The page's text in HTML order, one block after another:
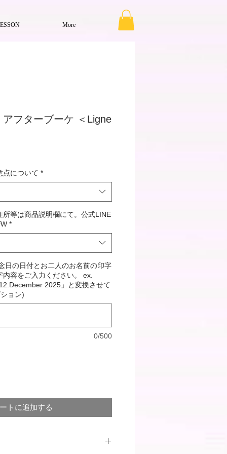
More
アフターブーケ ＜Ligne
点について *
等は商品説明欄にて。公式LINE
*
日の日付とお二人のお名前の印字
容をご入力ください。 ex.
2025」と変換させて
ョン)
0/500
トに追加する